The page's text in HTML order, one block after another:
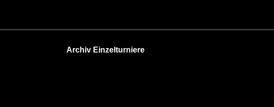
Archiv Einzelturniere